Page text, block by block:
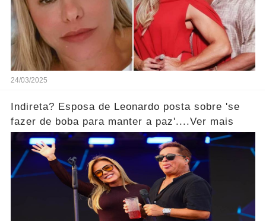
24/03/2025
Indireta? Esposa de Leonardo posta sobre 'se
fazer de boba para manter a paz'....Ver mais